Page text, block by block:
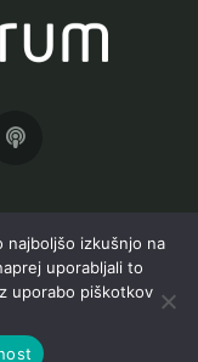
Škofljica, TRR:
266
najboljšo izkušnjo na
uporabljali to
uporabo piškotkov